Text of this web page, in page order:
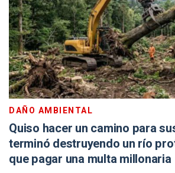
DAÑO AMBIENTAL
Quiso hacer un camino para
terminó destruyendo un río
que pagar una multa millonaria